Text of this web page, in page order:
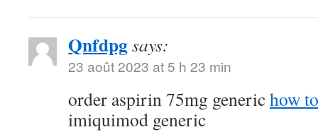
Qnfdpgsays:
23 août 2023 at 5 h 23 min
order aspirin 75mg generichow
imiquimod generic